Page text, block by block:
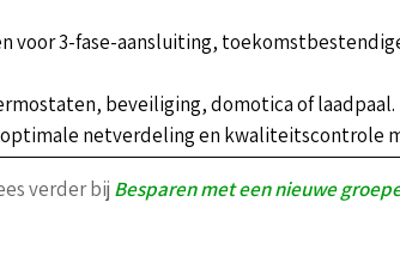
voor 3-fase-aansluiting,
beveiliging, domotica of laadpaal.
netverdeling en kwaliteitscontrole
verder bij Besparen met een nieuwe